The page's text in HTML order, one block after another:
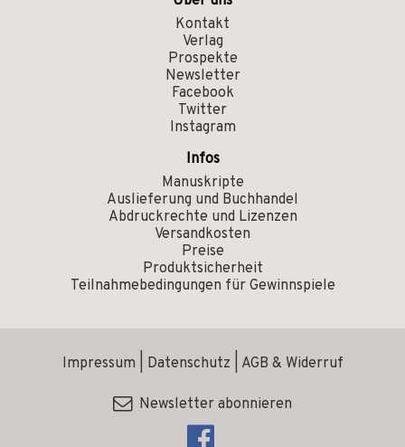
Kontakt
Verlag
Prospekte
Newsletter
Facebook
Twitter
Instagram
Infos
Manuskripte
Auslieferung und Buchhandel
Abdruckrechte und Lizenzen
Versandkosten
Preise
Produktsicherheit
Teilnahmebedingungen für Gewinnspiele
Impressum Datenschutz AGB & Widerruf
Newsletter abonnieren